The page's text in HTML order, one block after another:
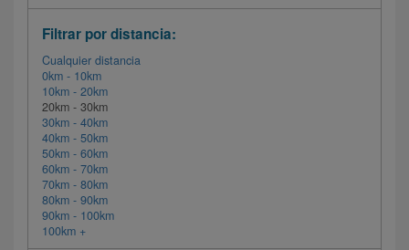
Filtrar por distancia:
Cualquier distancia
0km - 10km
10km - 20km
20km - 30km
30km - 40km
40km - 50km
50km - 60km
60km - 70km
70km - 80km
80km - 90km
90km - 100km
100km +